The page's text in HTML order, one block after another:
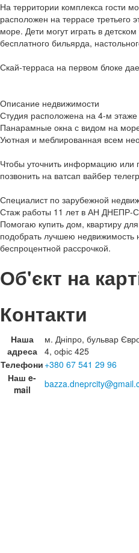
На территории комплекса гости
расположен на террасе третьего
море. Дети могут играть в
бесплатного бильярда,
Скай-терраса на первом блоке
Описание недвижимости
Студия расположена на 4-м
Панарамные окна с видом на
Уютная и меблированная всем
Чтобы уточнить информацию или
позвонить на ватсап вайбер
Специалист по зарубежной
Стаж работы 11 лет в АН ДНЕПР-
Помогаю купить дом, квартиру
подобрать лучшею
беспроцентной рассрочкой.
Об'єкт на
Контакти
Наша
адреса
м. Дніпро, бульвар
4, офіс 425
Телефони +380 67 541 29 96
Наш e-
mail